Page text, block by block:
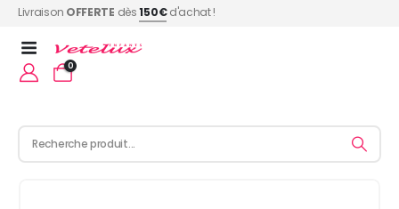
Livraison OFFERTE dès150€d'achat !
0